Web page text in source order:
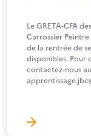
Le GRETA-CFA
Carrossier
de la rentrée de
disponibles. Pour
contactez-nous